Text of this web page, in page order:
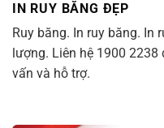
IN RUY BĂNG ĐẸP
Ruy băng. In ruy băng. In
lượng. Liên hệ 1900
vấn và hỗ trợ.